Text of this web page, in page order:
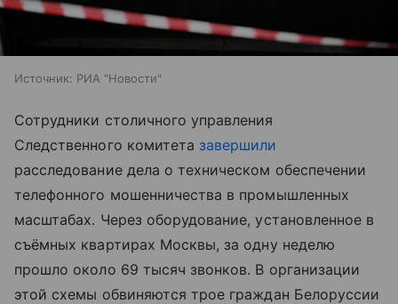
Источник: РИА "Новости"
Сотрудники столичного управления
Следственного комитета завершили
расследование дела о техническом обеспечении
телефонного мошенничества в промышленных
масштабах. Через оборудование, установленное в
съёмных квартирах Москвы, за одну неделю
прошло около 69 тысяч звонков. В организации
этой схемы обвиняются трое граждан Белоруссии